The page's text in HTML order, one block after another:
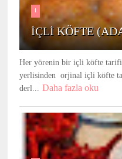
1
İÇLİ KÖFTE
Her yörenin bir içli köfte tarifi
yerlisinden orjinal içli köfte
derl...
Daha fazla oku